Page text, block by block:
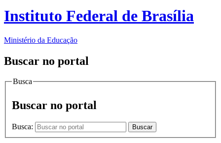
Instituto Federal de Brasília
Ministério da Educação
Buscar no portal
Busca
Buscar no portal
Busca: Buscar